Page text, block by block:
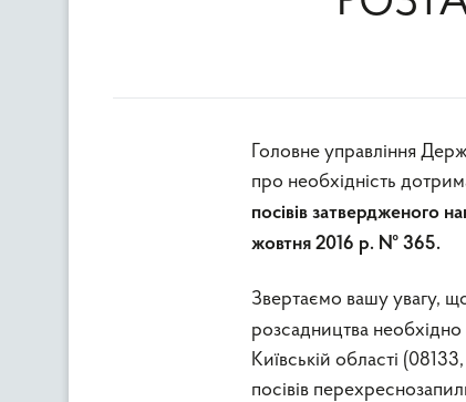
Головне управління
про необхідність
посівів затвердженого
жовтня 2016 р. № 365.
Звертаємо вашу увагу,
розсадництва
Київській області
посівів